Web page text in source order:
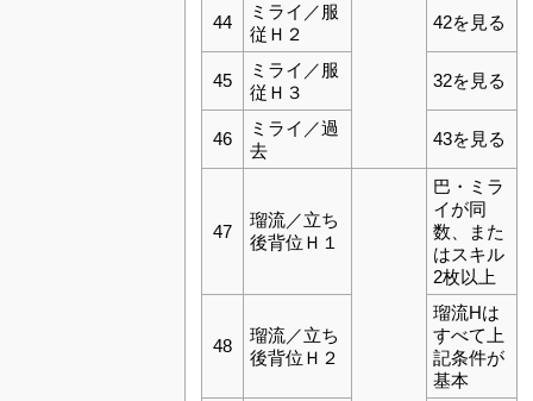
44
ミライ／服
従Ｈ２
42を見る
45
ミライ／服
従Ｈ３
32を見る
46
ミライ／過
去
43を見る
47
瑠流／立ち
後背位Ｈ１
巴・ミラ
イが同
数、また
はスキル
2枚以上
48
瑠流／立ち
後背位Ｈ２
瑠流Hは
すべて上
記条件が
基本